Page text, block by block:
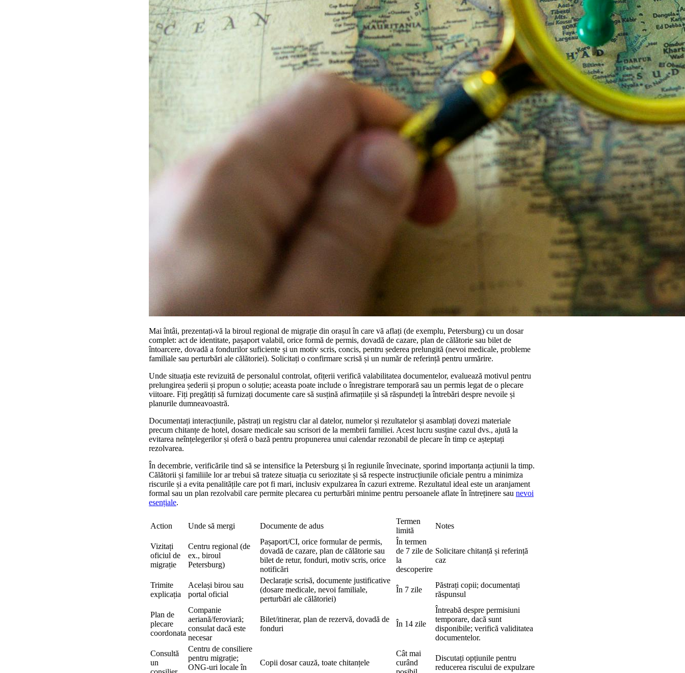
Mai întâi, prezentați-vă la biroul regional de migrație din orașul în care vă aflați (de exemplu, Petersburg) cu un dosar
complet: act de identitate, pașaport valabil, orice formă de permis, dovadă de cazare, plan de călătorie sau bilet de
întoarcere, dovadă a fondurilor suficiente și un motiv scris, concis, pentru șederea prelungită (nevoi medicale, probleme
familiale sau perturbări ale călătoriei). Solicitați o confirmare scrisă și un număr de referință pentru urmărire.
Unde situația este revizuită de personalul controlat, ofițerii verifică valabilitatea documentelor, evaluează motivul pentru
prelungirea șederii și propun o soluție; aceasta poate include o înregistrare temporară sau un permis legat de o plecare
viitoare. Fiți pregătiți să furnizați documente care să susțină afirmațiile și să răspundeți la întrebări despre nevoile și
planurile dumneavoastră.
Documentați interacțiunile, păstrați un registru clar al datelor, numelor și rezultatelor și asamblați dovezi materiale
precum chitanțe de hotel, dosare medicale sau scrisori de la membrii familiei. Acest lucru susține cazul dvs., ajută la
evitarea neînțelegerilor și oferă o bază pentru propunerea unui calendar rezonabil de plecare în timp ce așteptați
rezolvarea.
În decembrie, verificările tind să se intensifice la Petersburg și în regiunile învecinate, sporind importanța acțiunii la timp.
Călătorii și familiile lor ar trebui să trateze situația cu seriozitate și să respecte instrucțiunile oficiale pentru a minimiza
riscurile și a evita penalitățile care pot fi mari, inclusiv expulzarea în cazuri extreme. Rezultatul ideal este un aranjament
formal sau un plan rezolvabil care permite plecarea cu perturbări minime pentru persoanele aflate în întreținere sau nevoi
esențiale.
Action Unde să mergi Documente de adus
Termen
limită
Notes
Vizitați
oficiul de
migrație
Centru regional (de
ex., biroul
Petersburg)
Pașaport/CI, orice formular de permis,
dovadă de cazare, plan de călătorie sau
bilet de retur, fonduri, motiv scris, orice
notificări
În termen
de 7 zile de
la
descoperire
Solicitare chitanță și referință
caz
Trimite
explicația
Același birou sau
portal oficial
Declarație scrisă, documente justificative
(dosare medicale, nevoi familiale,
perturbări ale călătoriei)
În 7 zile
Păstrați copii; documentați
răspunsul
Plan de
plecare
coordonata
Companie
aeriană/feroviară;
consulat dacă este
necesar
Bilet/itinerar, plan de rezervă, dovadă de
fonduri
În 14 zile
Întreabă despre permisiuni
temporare, dacă sunt
disponibile; verifică validitatea
documentelor.
Consultă
un
Centru de consiliere
pentru migrație;
ONG-uri locale în
Copii dosar cauză, toate chitanțele
Cât mai
curând
Discutați opțiunile pentru
reducerea riscului de expulzare